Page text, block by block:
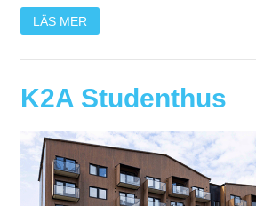
LÄS MER
K2A Studenthus